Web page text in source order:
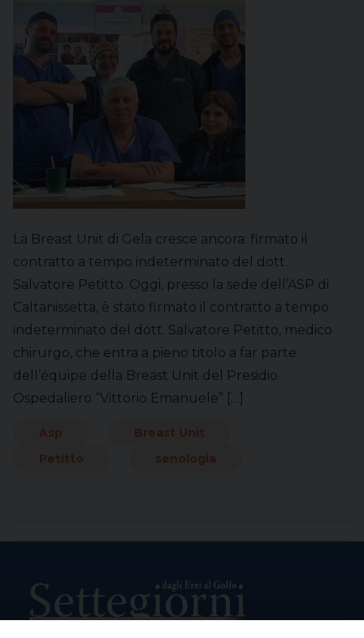
La Breast Unit di Gela cresce ancora: firmato il
contratto a tempo indeterminato del dott.
Salvatore Petitto. Oggi, presso la sede dell’ASP di
Caltanissetta, è stato firmato il contratto a tempo
indeterminato del dott. Salvatore Petitto, medico
chirurgo, che entra a pieno titolo a far parte
dell’équipe della Breast Unit del Presidio
Ospedaliero “Vittorio Emanuele” […]
Asp
Breast Unit
Petitto
senologia